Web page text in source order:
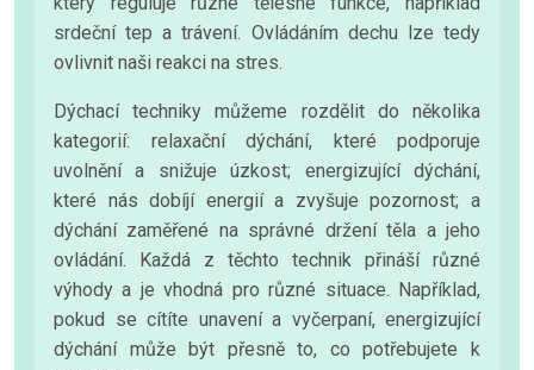
srdeční tep a trávení. Ovládáním dechu lze tedy
ovlivnit naši reakci na stres.
Dýchací techniky můžeme rozdělit do několika
kategorií: relaxační dýchání, které podporuje
uvolnění a snižuje úzkost; energizující dýchání,
které nás dobíjí energií a zvyšuje pozornost; a
dýchání zaměřené na správné držení těla a jeho
ovládání. Každá z těchto technik přináší různé
výhody a je vhodná pro různé situace. Například,
pokud se cítíte unavení a vyčerpaní, energizující
dýchání může být přesně to, co potřebujete k